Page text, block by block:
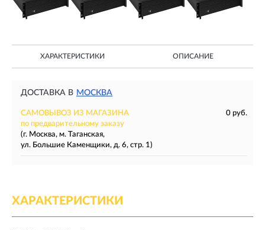
ХАРАКТЕРИСТИКИ ОПИСАНИЕ
ДОСТАВКА В МОСКВА
САМОВЫВОЗ ИЗ МАГАЗИНА
0 руб.
по предварительному заказу
(г. Москва, м. Таганская,
ул. Большие Каменщики, д. 6, стр. 1)
ХАРАКТЕРИСТИКИ